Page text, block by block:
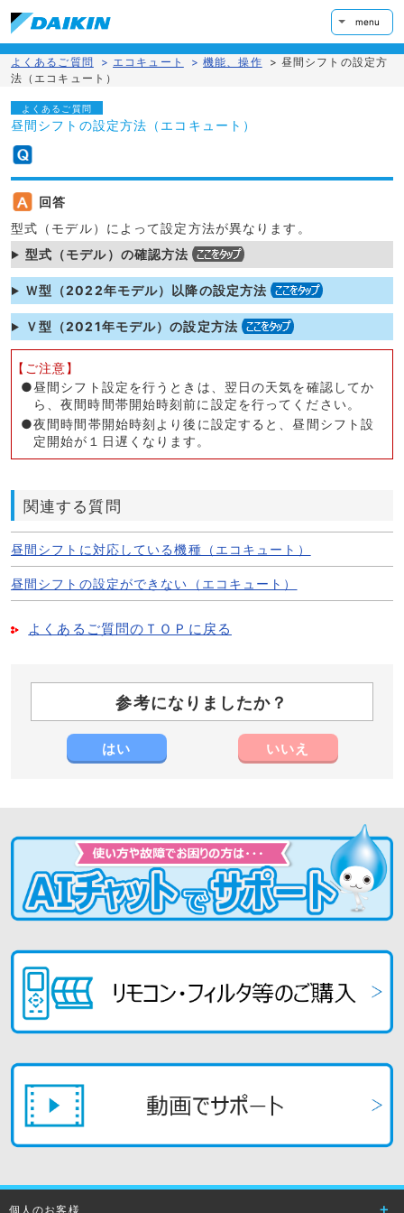
menu
よくあるご質問 > エコキュート > 機能、操作 > 昼間シフトの設定方
法（エコキュート）
よくあるご質問
昼間シフトの設定方法（エコキュート）
回答
型式（モデル）によって設定方法が異なります。
型式（モデル）の確認方法
Ｗ型（2022年モデル）以降の設定方法
Ｖ型（2021年モデル）の設定方法
【ご注意】
●昼間シフト設定を行うときは、翌日の天気を確認してか
ら、夜間時間帯開始時刻前に設定を行ってください。
●夜間時間帯開始時刻より後に設定すると、昼間シフト設
定開始が１日遅くなります。
関連する質問
昼間シフトに対応している機種（エコキュート）
昼間シフトの設定ができない（エコキュート）
よくあるご質問のＴＯＰに戻る
参考になりましたか？
はい いいえ
個人のお客様